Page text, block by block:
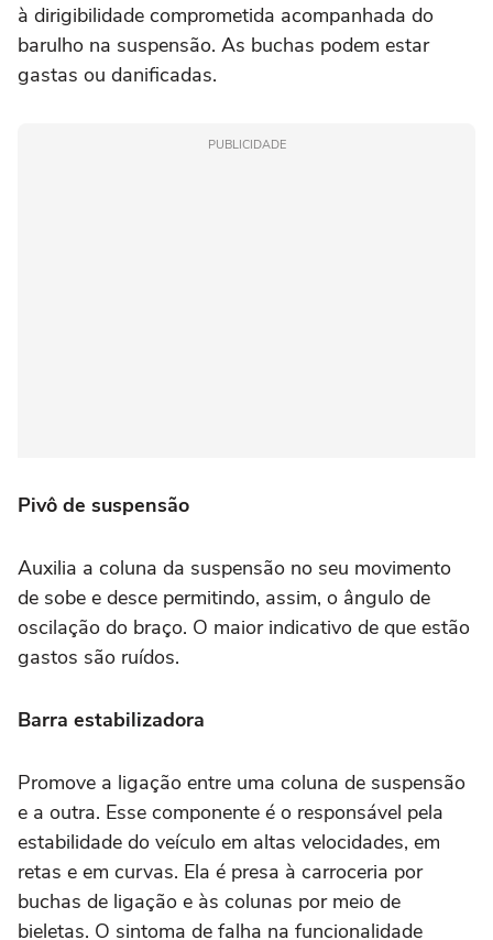
à dirigibilidade comprometida acompanhada do
barulho na suspensão. As buchas podem estar
gastas ou danificadas.
PUBLICIDADE
Pivô de suspensão
Auxilia a coluna da suspensão no seu movimento
de sobe e desce permitindo, assim, o ângulo de
oscilação do braço. O maior indicativo de que estão
gastos são ruídos.
Barra estabilizadora
Promove a ligação entre uma coluna de suspensão
e a outra. Esse componente é o responsável pela
estabilidade do veículo em altas velocidades, em
retas e em curvas. Ela é presa à carroceria por
buchas de ligação e às colunas por meio de
bieletas. O sintoma de falha na funcionalidade